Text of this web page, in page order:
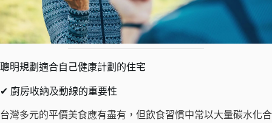
聰明規劃適合自己健康計劃的住宅
✔ 廚房收納及動線的重要性
台灣多元的平價美食應有盡有，但飲食習慣中常以大量碳水化合